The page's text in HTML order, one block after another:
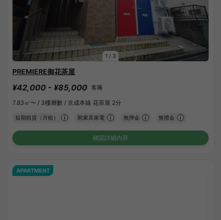
1 / 3
PREMIERE御花茶屋
¥42,000 - ¥85,000 客滿
7.83㎡〜 / 3樓層數 / 京成本線 花茶屋 2分
短期租賃（月租） 附家具家電 無押金 無禮金
確認詳細內容
APARTMENT